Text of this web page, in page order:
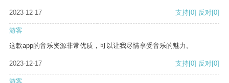
2023-12-17 支持[0] 反对[0]
游客
这款app的音乐资源非常优质，可以让我尽情享受音乐的魅力。
2023-12-17 支持[0] 反对[0]
游客